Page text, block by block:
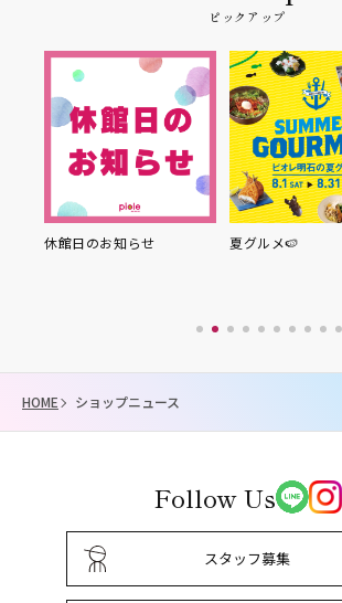
ピックアップ
休館日のお知らせ 夏グルメ🍉
HOME ショップニュース
Follow Us
スタッフ募集